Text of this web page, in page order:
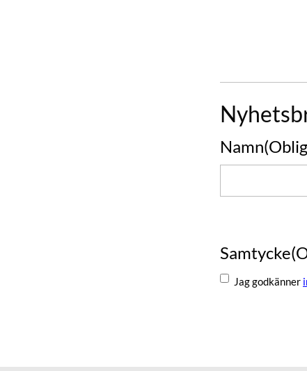
Namn
Samtycke
Jag godkänner